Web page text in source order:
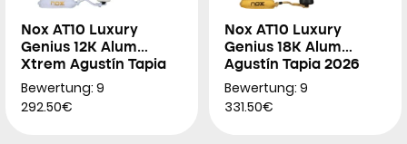
Nox AT10 Luxury
Genius 12K Alum
Xtrem Agustín Tapia
2026
Bewertung: 9
292.50€
Nox AT10 Luxury
Genius 18K Alum
Agustín Tapia 2026
Bewertung: 9
331.50€